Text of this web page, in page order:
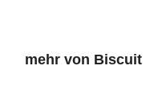
mehr von Biscuit